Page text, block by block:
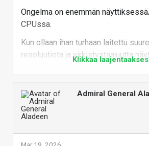
kuin iPhone minit. Tuollaiseen
nykyteknologian vähävirtaista
älykellon prossu on jo
modernia akkua, niin olisi perus
Ongelma on enemmän
CPUssa.
Kun ollaan ihan turhaan laitettu
resoluutiota ja virkistystaajuutta
suuremmat numerot myy paremmin
mitään eroa.
High-end-luurien näytöissä
vuotta sitten taso, että sitä
ei ole mitään mikä toisi oikeasti
Klikkaa
Admiral General
Mar 19, 2026